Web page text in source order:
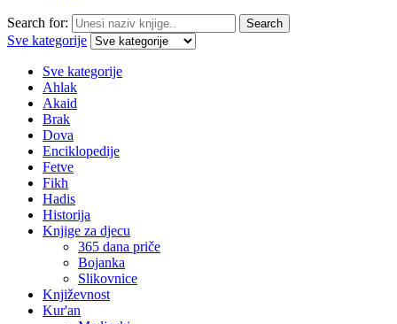
Search for: Search
Sve kategorije
Sve kategorije
Ahlak
Akaid
Brak
Dova
Enciklopedije
Fetve
Fikh
Hadis
Historija
Knjige za djecu
365 dana priče
Bojanka
Slikovnice
Književnost
Kur'an